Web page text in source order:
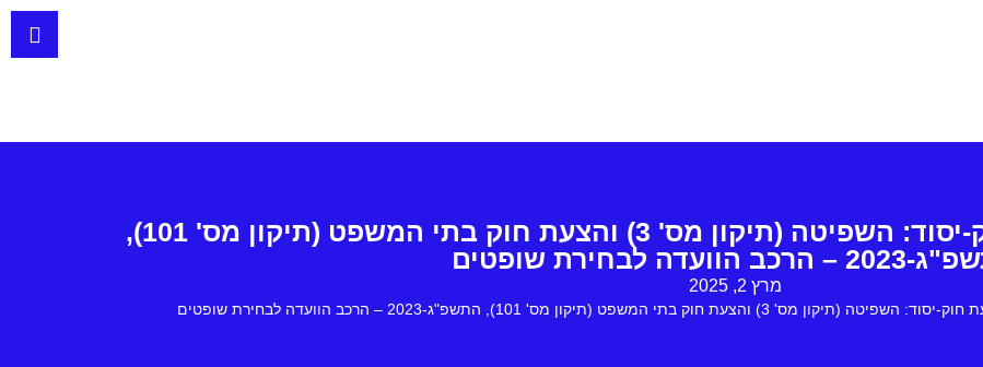
הערות לנוסח חדש להצעת חוק-יסוד: השפיטה (תיקון מס' 3) והצעת חוק בתי המשפט (תיקון מס' 101),
הוועדה לבחירת שופטים
מרץ 2, 2025
חוק בתי המשפט (תיקון מס' 101), התשפ"ג-2023 – הרכב הוועדה לבחירת שופטים